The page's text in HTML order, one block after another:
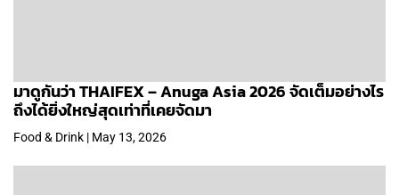
มาดูกันว่า THAIFEX – Anuga Asia 2026 จัดเต็มอย่างไร
ถึงได้ยิ่งใหญ่สุดเท่าที่เคยจัดมา
Food & Drink | May 13, 2026